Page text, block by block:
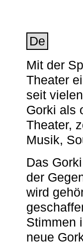
De
Mit der
Theater
seit
Gorki als
Theater,
Musik,
Das
der
wird
Stimmen
neue